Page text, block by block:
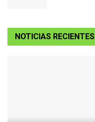
NOTICIAS RECIENTES